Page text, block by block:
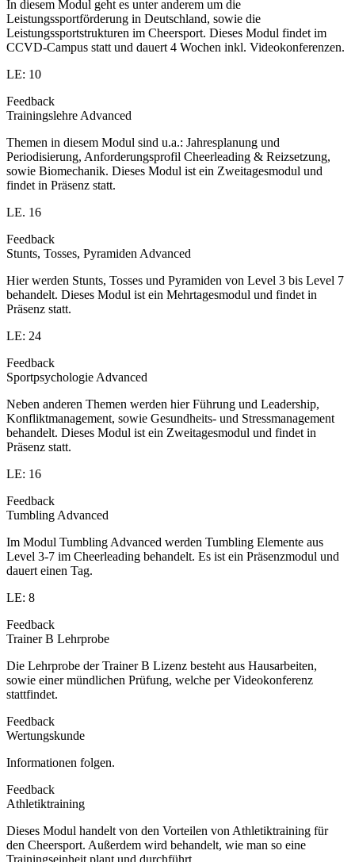
In diesem Modul geht es unter anderem um die
Leistungssportförderung in Deutschland, sowie die
Leistungssportstrukturen im Cheersport. Dieses Modul findet im
CCVD-Campus statt und dauert 4 Wochen inkl. Videokonferenzen.
LE: 10
Feedback
Trainingslehre Advanced
Themen in diesem Modul sind u.a.: Jahresplanung und
Periodisierung, Anforderungsprofil Cheerleading & Reizsetzung,
sowie Biomechanik. Dieses Modul ist ein Zweitagesmodul und
findet in Präsenz statt.
LE. 16
Feedback
Stunts, Tosses, Pyramiden Advanced
Hier werden Stunts, Tosses und Pyramiden von Level 3 bis Level 7
behandelt. Dieses Modul ist ein Mehrtagesmodul und findet in
Präsenz statt.
LE: 24
Feedback
Sportpsychologie Advanced
Neben anderen Themen werden hier Führung und Leadership,
Konfliktmanagement, sowie Gesundheits- und Stressmanagement
behandelt. Dieses Modul ist ein Zweitagesmodul und findet in
Präsenz statt.
LE: 16
Feedback
Tumbling Advanced
Im Modul Tumbling Advanced werden Tumbling Elemente aus
Level 3-7 im Cheerleading behandelt. Es ist ein Präsenzmodul und
dauert einen Tag.
LE: 8
Feedback
Trainer B Lehrprobe
Die Lehrprobe der Trainer B Lizenz besteht aus Hausarbeiten,
sowie einer mündlichen Prüfung, welche per Videokonferenz
stattfindet.
Feedback
Wertungskunde
Informationen folgen.
Feedback
Athletiktraining
Dieses Modul handelt von den Vorteilen von Athletiktraining für
den Cheersport. Außerdem wird behandelt, wie man so eine
Trainingseinheit plant und durchführt.